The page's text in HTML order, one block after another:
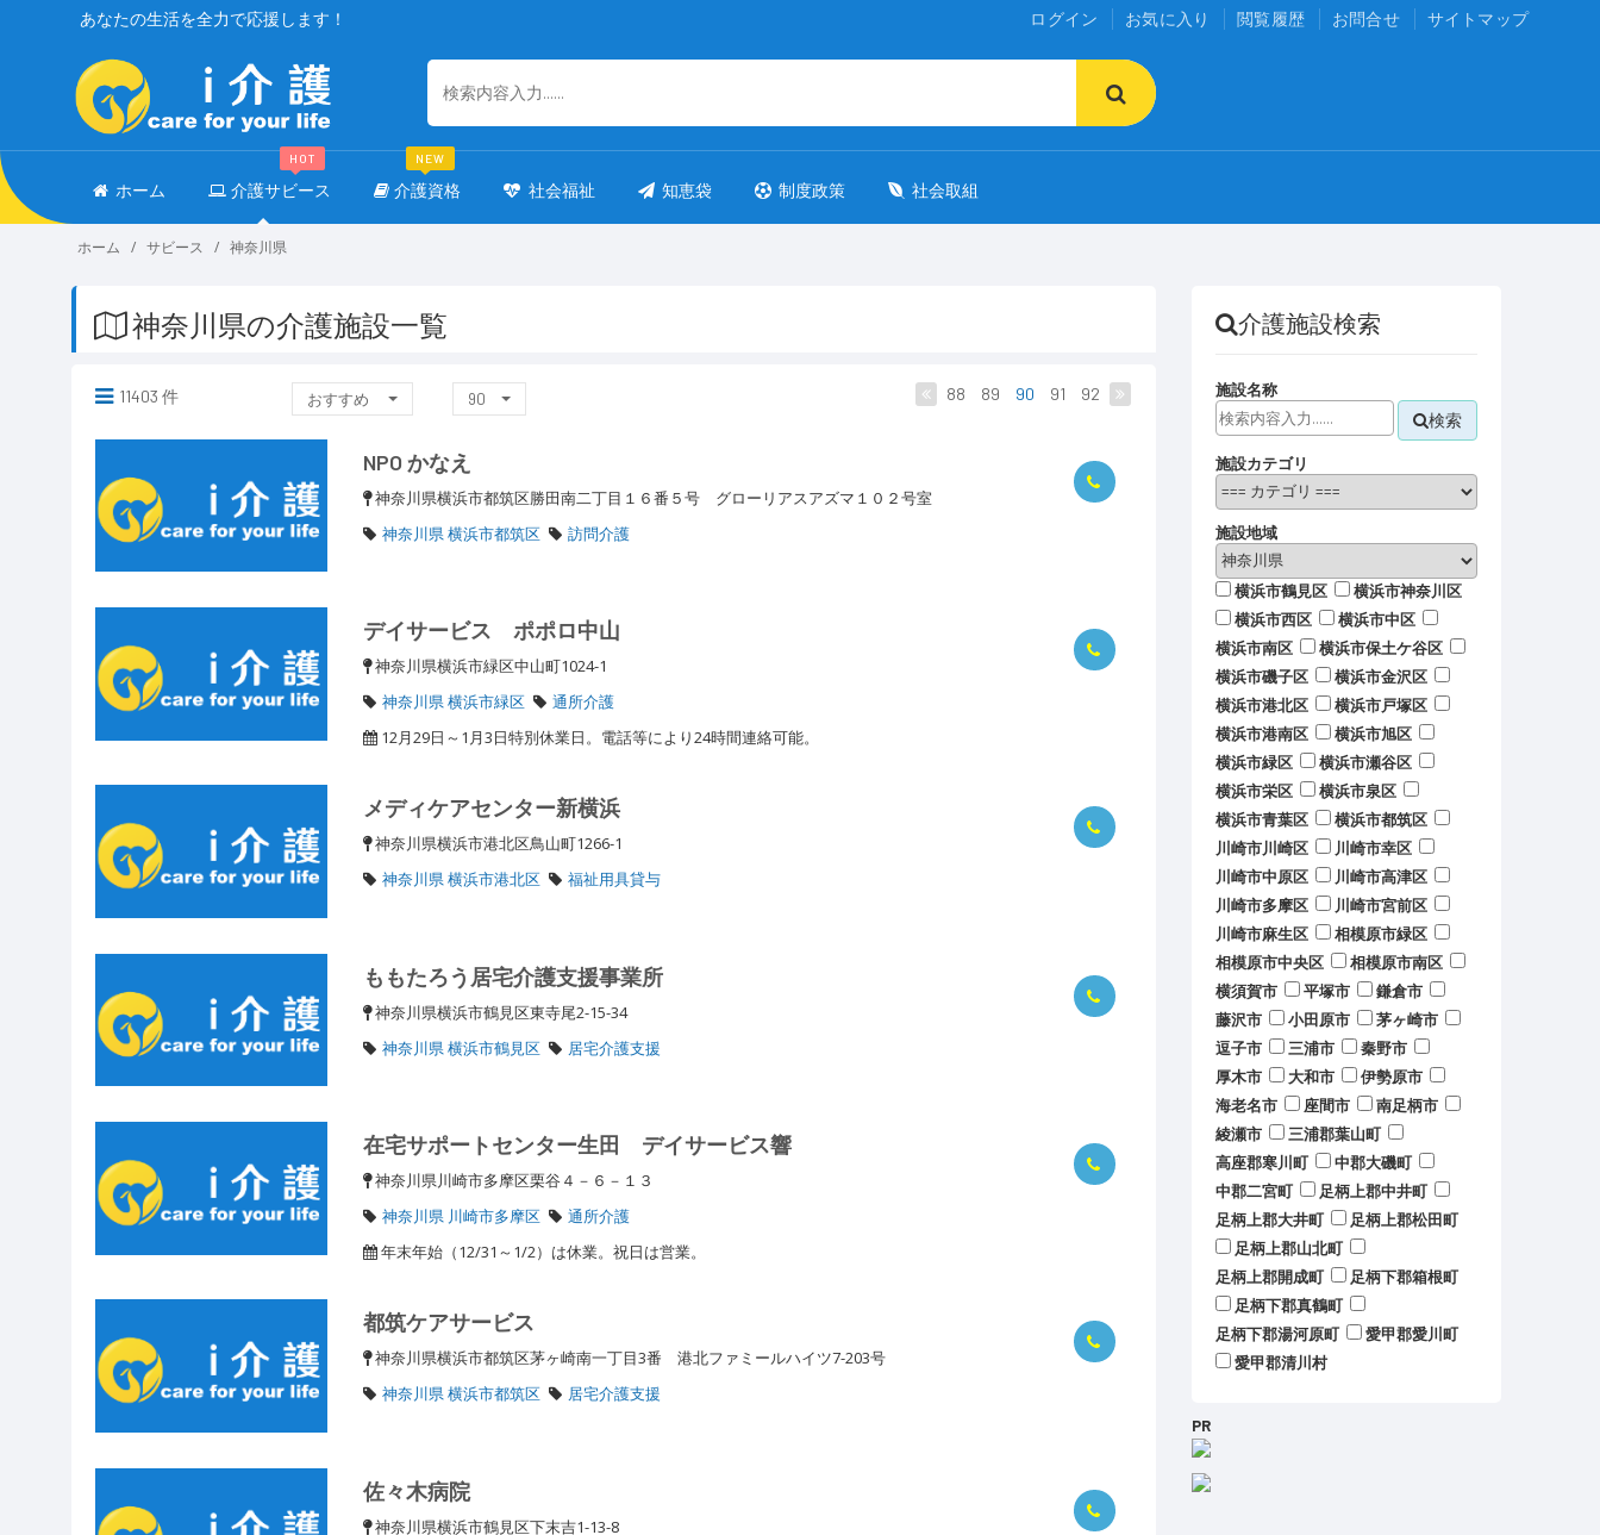
ログイン お気に入り 閲覧履歴 お問合せ サイトマップ
あなたの生活を全力で応援します！
ホーム 介護サビース
HOT
介護資格
NEW
社会福祉 知恵袋 制度政策 社会取組
ホーム サビース 神奈川県
神奈川県の介護施設一覧
11403 件 おすすめ 90 88 89 90 91 92
NPO かなえ
神奈川県横浜市都筑区勝田南二丁目１６番５号 グローリアスアズマ１０２号室
神奈川県 横浜市都筑区
訪問介護
デイサービス ポポロ中山
神奈川県横浜市緑区中山町1024-1
神奈川県 横浜市緑区
通所介護
12月29日～1月3日特別休業日。電話等により24時間連絡可能。
メディケアセンター新横浜
神奈川県横浜市港北区鳥山町1266-1
神奈川県 横浜市港北区
福祉用具貸与
ももたろう居宅介護支援事業所
神奈川県横浜市鶴見区東寺尾2-15-34
神奈川県 横浜市鶴見区
居宅介護支援
在宅サポートセンター生田 デイサービス響
神奈川県川崎市多摩区栗谷４－６－１３
神奈川県 川崎市多摩区
通所介護
年末年始（12/31～1/2）は休業。祝日は営業。
都筑ケアサービス
神奈川県横浜市都筑区茅ヶ崎南一丁目3番 港北ファミールハイツ7-203号
神奈川県 横浜市都筑区
居宅介護支援
佐々木病院
神奈川県横浜市鶴見区下末吉1-13-8
介護施設検索
施設名称
検索
施設カテゴリ
施設地域
横浜市鶴見区
横浜市神奈川区
横浜市西区
横浜市中区
横浜市南区
横浜市保土ケ谷区
横浜市磯子区
横浜市金沢区
横浜市港北区
横浜市戸塚区
横浜市港南区
横浜市旭区
横浜市緑区
横浜市瀬谷区
横浜市栄区
横浜市泉区
横浜市青葉区
横浜市都筑区
川崎市川崎区
川崎市幸区
川崎市中原区
川崎市高津区
川崎市多摩区
川崎市宮前区
川崎市麻生区
相模原市緑区
相模原市中央区
相模原市南区
横須賀市
平塚市
鎌倉市
藤沢市
小田原市
茅ヶ崎市
逗子市
三浦市
秦野市
厚木市
大和市
伊勢原市
海老名市
座間市
南足柄市
綾瀬市
三浦郡葉山町
高座郡寒川町
中郡大磯町
中郡二宮町
足柄上郡中井町
足柄上郡大井町
足柄上郡松田町
足柄上郡山北町
足柄上郡開成町
足柄下郡箱根町
足柄下郡真鶴町
足柄下郡湯河原町
愛甲郡愛川町
愛甲郡清川村
PR